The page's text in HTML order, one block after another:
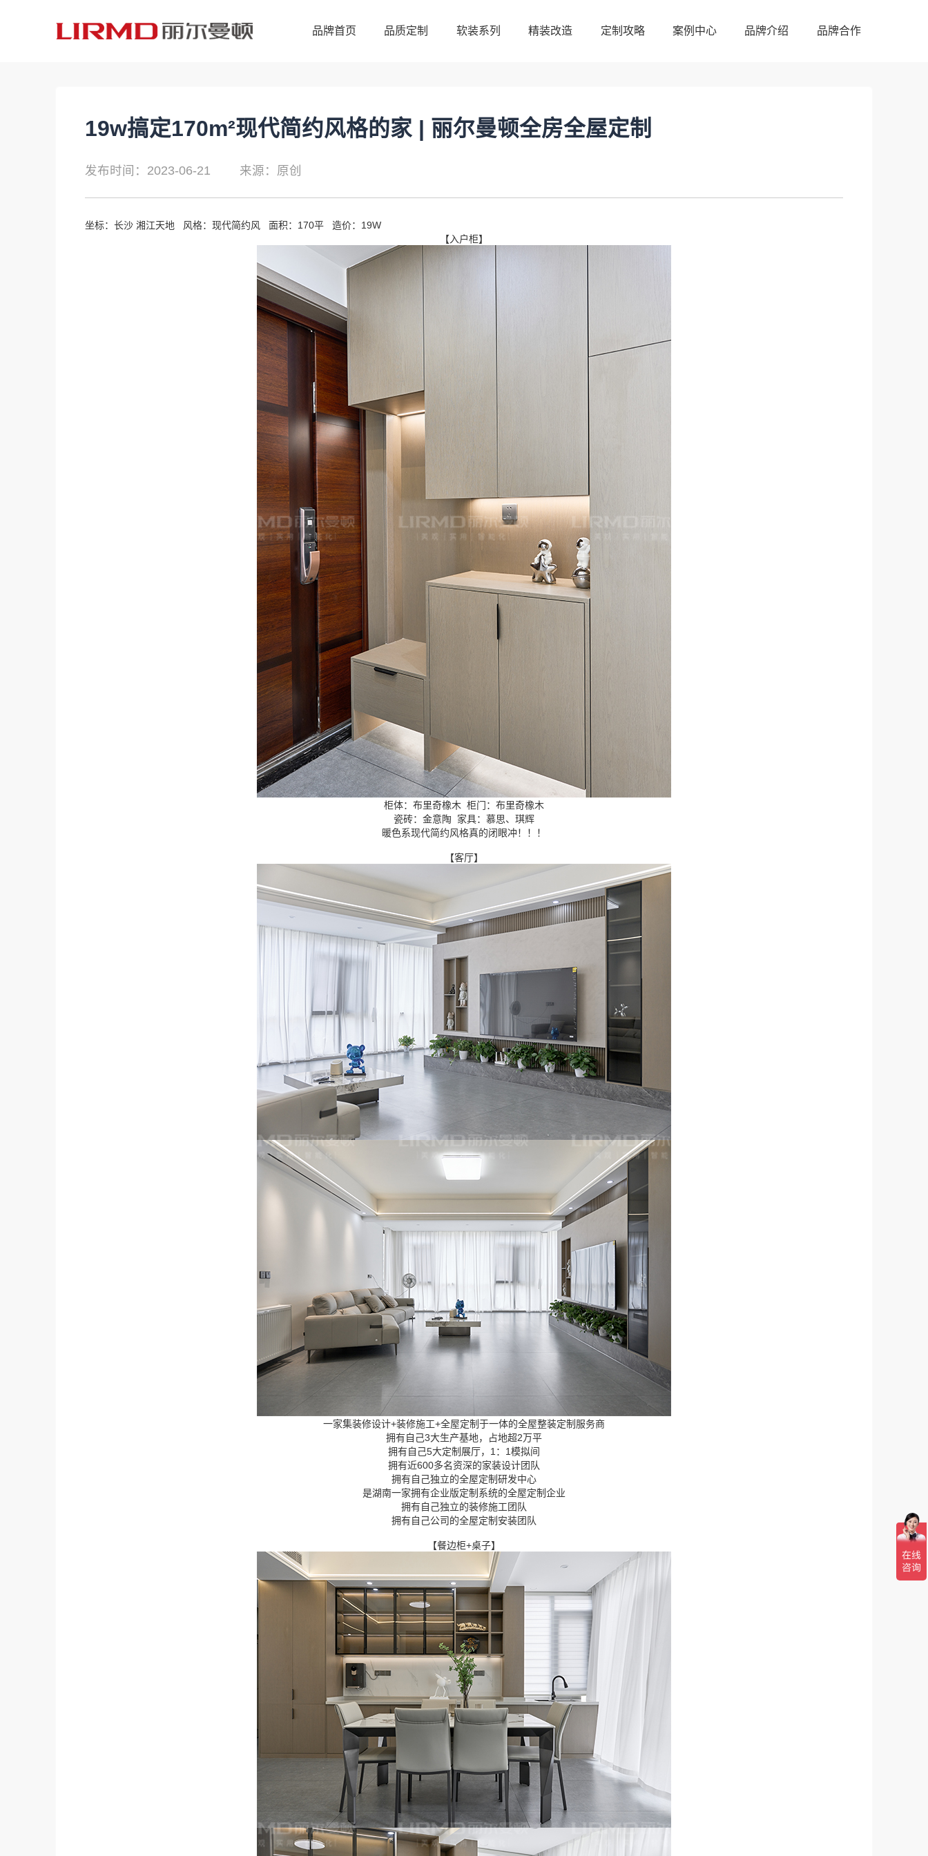
品牌首页 品质定制 软装系列 精装改造 定制攻略 案例中心 品牌介绍 品牌合作
19w搞定170m²现代简约风格的家 | 丽尔曼顿全房全屋定制
发布时间：2023-06-21 来源：原创
坐标：长沙 湘江天地 风格：现代简约风 面积：170平 造价：19W
【入户柜】
柜体：布里奇橡木 柜门：布里奇橡木
瓷砖：金意陶 家具：慕思、琪辉
暖色系现代简约风格真的闭眼冲！！！
【客厅】
一家集装修设计+装修施工+全屋定制于一体的全屋整装定制服务商
拥有自己3大生产基地，占地超2万平
拥有自己5大定制展厅，1：1模拟间
拥有近600多名资深的家装设计团队
拥有自己独立的全屋定制研发中心
是湖南一家拥有企业版定制系统的全屋定制企业
拥有自己独立的装修施工团队
拥有自己公司的全屋定制安装团队
【餐边柜+桌子】